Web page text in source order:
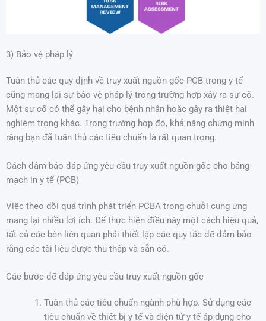
3) Bảo vệ pháp lý
Tuân thủ các quy định về truy xuất nguồn gốc PCB trong y tế
cũng mang lại sự bảo vệ pháp lý trong trường hợp xảy ra sự cố.
Một sự cố có thể gây hại cho bệnh nhân hoặc gây ra thiệt hại
nghiêm trọng khác. Trong trường hợp đó, khả năng chứng minh
rằng bạn đã tuân thủ các tiêu chuẩn là rất quan trọng.
Cách đảm bảo đáp ứng yêu cầu truy xuất nguồn gốc cho bảng
mạch in y tế (PCB)
Việc theo dõi quá trình phát triển PCBA trong chuỗi cung ứng
mang lại nhiều lợi ích. Để thực hiện điều này một cách hiệu quả,
tất cả các bên liên quan phải thiết lập các quy tắc để đảm bảo
rằng các tài liệu được thu thập và sẵn có.
Các bước để đáp ứng yêu cầu truy xuất nguồn gốc
Tuân thủ các tiêu chuẩn ngành phù hợp. Sử dụng các
tiêu chuẩn về thiết bị y tế và điện tử y tế áp dụng cho